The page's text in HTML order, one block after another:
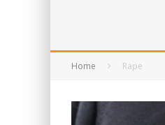
Home Rape